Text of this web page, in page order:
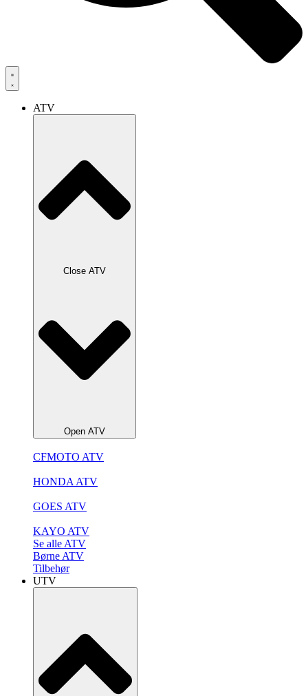
ATV
Close ATV
Open ATV
CFMOTO ATV
HONDA ATV
GOES ATV
KAYO ATV
Se alle ATV
Børne ATV
Tilbehør
UTV